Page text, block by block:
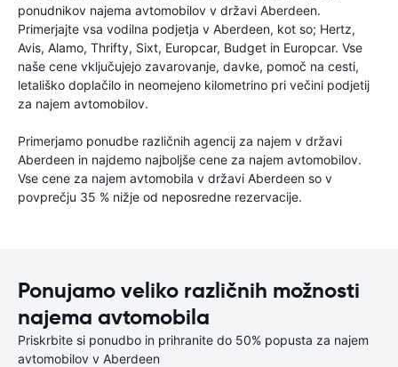
ponudnikov najema avtomobilov v državi Aberdeen.
Primerjajte vsa vodilna podjetja v Aberdeen, kot so; Hertz,
Avis, Alamo, Thrifty, Sixt, Europcar, Budget in Europcar. Vse
naše cene vključujejo zavarovanje, davke, pomoč na cesti,
letališko doplačilo in neomejeno kilometrino pri večini podjetij
za najem avtomobilov.
Primerjamo ponudbe različnih agencij za najem v državi
Aberdeen in najdemo najboljše cene za najem avtomobilov.
Vse cene za najem avtomobila v državi Aberdeen so v
povprečju 35 % nižje od neposredne rezervacije.
Ponujamo veliko različnih možnosti
najema avtomobila
Priskrbite si ponudbo in prihranite do 50% popusta za najem
avtomobilov v Aberdeen